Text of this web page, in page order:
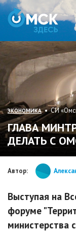
ЭКОНОМИКА• СИ «Омск
ГЛАВА
ДЕЛАТЬ С
Автор:
Выступая на
форуме
министерства